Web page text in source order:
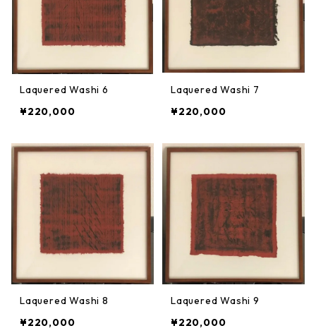
Laquered Washi 6
¥220,000
Laquered Washi 7
¥220,000
Laquered Washi 8
¥220,000
Laquered Washi 9
¥220,000